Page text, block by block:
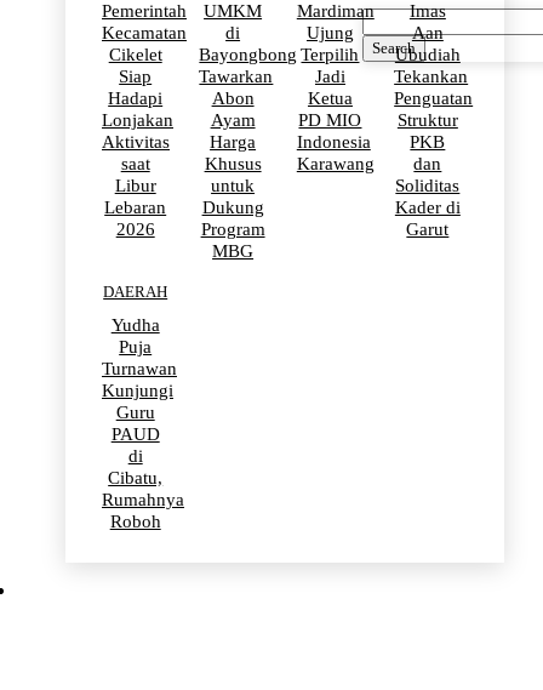
Pemerintah
Kecamatan
Cikelet
Siap
Hadapi
Lonjakan
Aktivitas
saat
Libur
Lebaran
2026
UMKM
di
Bayongbong
Tawarkan
Abon
Ayam
Harga
Khusus
untuk
Dukung
Program
MBG
Mardiman
Ujung
Terpilih
Jadi
Ketua
PD MIO
Indonesia
Karawang
Imas
Aan
Ubudiah
Tekankan
Penguatan
Struktur
PKB
dan
Soliditas
Kader di
Garut
DAERAH
Yudha
Puja
Turnawan
Kunjungi
Guru
PAUD
di
Cibatu,
Rumahnya
Roboh
Search